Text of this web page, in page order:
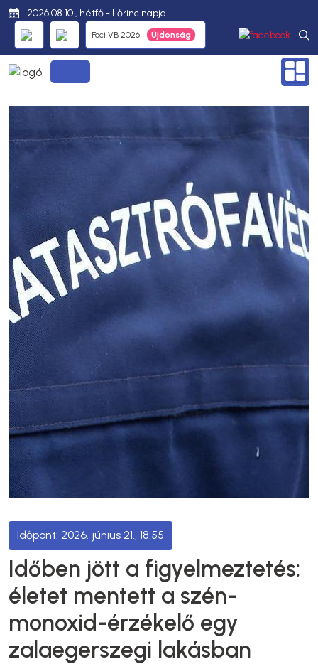
2026.08.10., hétfő - Lőrinc napja
Foci VB 2026
2026. június 21., 18:55
Időben jött a figyelmeztetés:
életet mentett a szén-
monoxid-érzékelő egy
zalaegerszegi lakásban